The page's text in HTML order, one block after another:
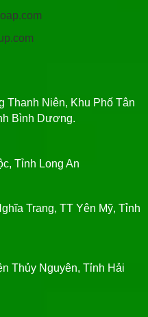
Thanh Niên, Khu Phố Tân
Bình Dương.
Tỉnh Long An
Trang, TT Yên Mỹ, Tỉnh
Thủy Nguyên, Tỉnh Hải